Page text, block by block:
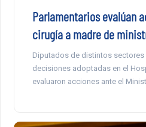
Parlamentarios evalúan
cirugía a madre de
Diputados de distintos sectores
decisiones adoptadas en el
evaluaron acciones ante el